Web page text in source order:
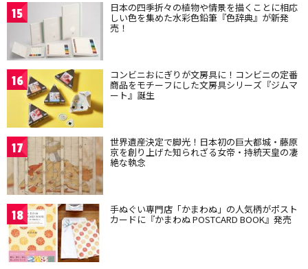
15 日本の四季折々の植物や情景を描くことに相応
しい色を集めた水彩色鉛筆『色辞典』が新発
売！
16 コンビニおにぎりが文房具に！コンビニの定番
商品をモチーフにした文房具シリーズ『ジムマ
ート』誕生
17 世界遺産決定で脚光！日本初の巨大都城・藤原
京を創り上げた知られざる女帝・持統天皇の凄
絶な執念
18 手ぬぐい専門店「かまわぬ」の人気柄がポスト
カードに『かまわぬ POSTCARD BOOK』発売